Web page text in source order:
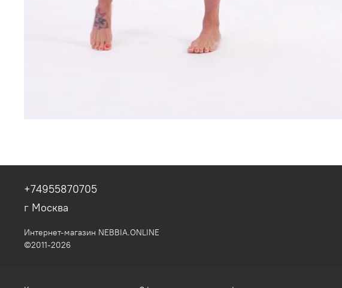
+74955870705
г Москва
Интернет-магазин NEBBIA.ONLINE
©2011-2026